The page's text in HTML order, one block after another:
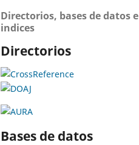
Directorios, bases de datos e
indices
Directorios
Bases de datos